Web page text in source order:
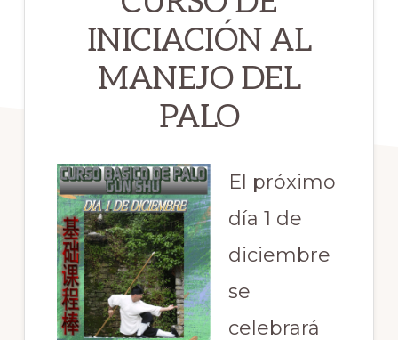
INICIACIÓN AL
MANEJO DEL
PALO
El próximo
día 1 de
diciembre
se
celebrará